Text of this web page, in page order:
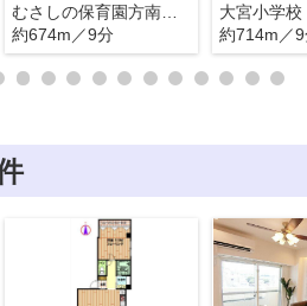
むさしの保育園方南分園
約674m／9分
大宮小学校
約714m／